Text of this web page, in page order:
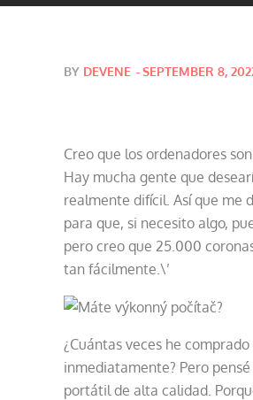
BY DEVENE Posted
SEPTEMBER 8,
Creo que los ordenadores
Hay mucha gente que
realmente difícil. Así que me
para que, si necesito algo,
pero creo que 25.000
tan fácilmente.\’
¿Cuántas veces he
inmediatamente? Pero
portátil de alta calidad.